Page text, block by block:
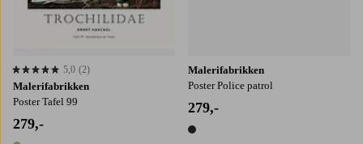
Malerifabrikken
Poster Tafel 99
279,-
5,0 basert på 2 karaktergivninger
5,0 (2)
Malerifabrikken
Poster Police patrol
279,-
1 farge